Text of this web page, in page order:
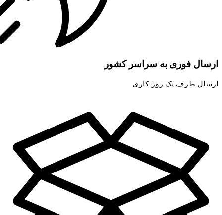
ارسال فوری به سراسر کشور
ارسال ظرف یک روز کاری